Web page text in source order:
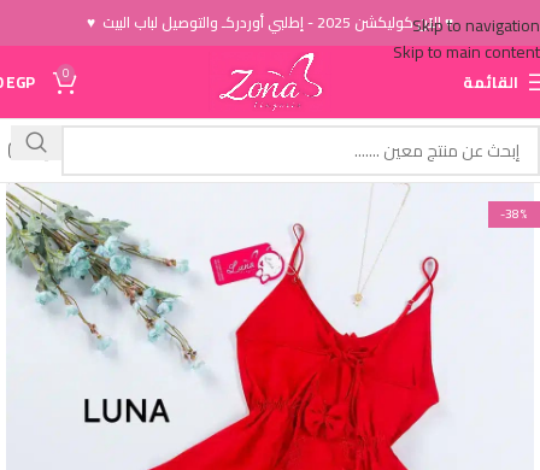
Skip to navigation
Skip to main content
♥ الاَن كوليكشن 2025 - إطلبي أوردركـ والتوصيل لباب البيت ♥
القائمة 0
EGP
-38%